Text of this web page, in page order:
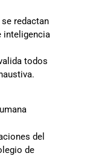
redactan
inteligencia
todos
del
de